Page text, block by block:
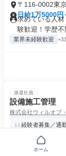
〒116-0002東
日給1万5000円
求めている人
験歓迎！学歴不
業界未経験歓迎
派遣社員
設備施工管理
株式会社ウィルオブ
経験者募集／通
ホーム